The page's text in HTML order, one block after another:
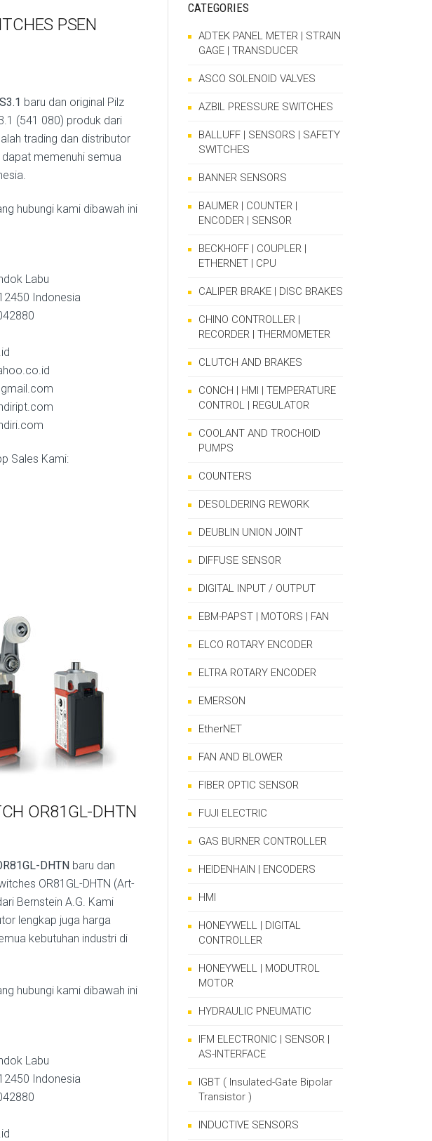
PSEN
baru dan original Pilz
(541 080) produk dari
trading dan distributor
memenuhi semua
hubungi kami dibawah ini
Labu
Indonesia
Sales Kami:
OR81GL-DHTN
DHTN baru dan
OR81GL-DHTN (Art-
Bernstein A.G. Kami
lengkap juga harga
kebutuhan industri di
hubungi kami dibawah ini
Labu
Indonesia
CATEGORIES
ADTEK PANEL METER | STRAIN
GAGE | TRANSDUCER
ASCO SOLENOID VALVES
AZBIL PRESSURE SWITCHES
BALLUFF | SENSORS | SAFETY
SWITCHES
BANNER SENSORS
BAUMER | COUNTER |
ENCODER | SENSOR
BECKHOFF | COUPLER |
ETHERNET | CPU
CALIPER BRAKE | DISC BRAKES
CHINO CONTROLLER |
RECORDER | THERMOMETER
CLUTCH AND BRAKES
CONCH | HMI | TEMPERATURE
CONTROL | REGULATOR
COOLANT AND TROCHOID
PUMPS
COUNTERS
DESOLDERING REWORK
DEUBLIN UNION JOINT
DIFFUSE SENSOR
DIGITAL INPUT / OUTPUT
EBM-PAPST | MOTORS | FAN
ELCO ROTARY ENCODER
ELTRA ROTARY ENCODER
EMERSON
EtherNET
FAN AND BLOWER
FIBER OPTIC SENSOR
FUJI ELECTRIC
GAS BURNER CONTROLLER
HEIDENHAIN | ENCODERS
HMI
HONEYWELL | DIGITAL
CONTROLLER
HONEYWELL | MODUTROL
MOTOR
HYDRAULIC PNEUMATIC
IFM ELECTRONIC | SENSOR |
AS-INTERFACE
IGBT ( Insulated-Gate Bipolar
Transistor )
INDUCTIVE SENSORS